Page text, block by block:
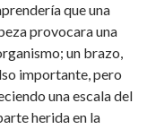
que una
provocara una
un brazo,
importante, pero
una escala del
herida en la